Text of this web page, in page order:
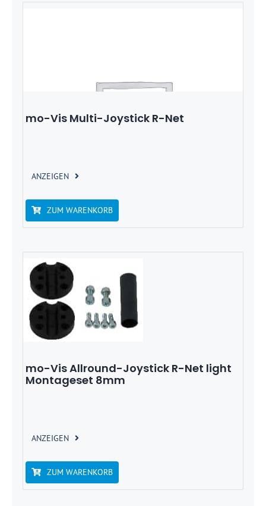
mo-Vis Multi-Joystick R-Net
ANZEIGEN
ZUM WARENKORB
mo-Vis Allround-Joystick R-Net light
Montageset 8mm
ANZEIGEN
ZUM WARENKORB